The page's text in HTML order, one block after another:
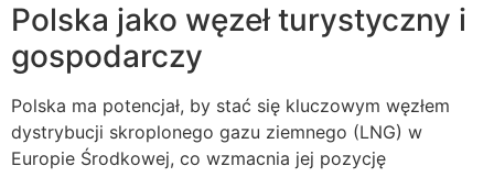
Polska jako węzeł turystyczny i
gospodarczy
Polska ma potencjał, by stać się kluczowym węzłem
dystrybucji skroplonego gazu ziemnego (LNG) w
Europie Środkowej, co wzmacnia jej pozycję